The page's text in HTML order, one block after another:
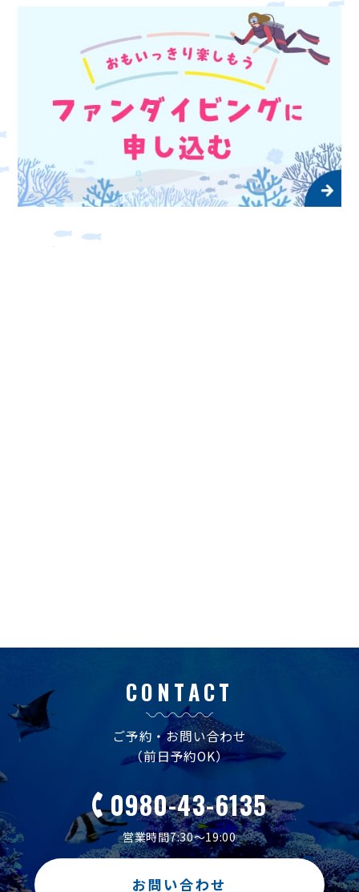
CONTACT
ご予約・お問い合わせ
（前日予約OK）
0980-43-6135
営業時間7:30～19:00
お問い合わせ